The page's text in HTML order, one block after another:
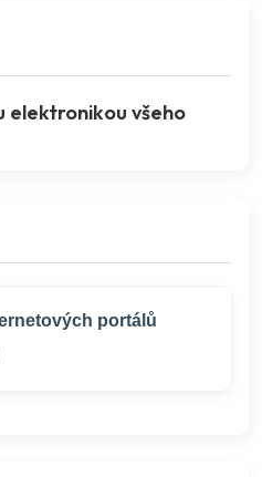
elektronikou všeho
portálů